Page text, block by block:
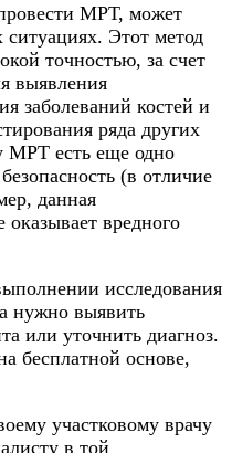
МРТ, может
Этот метод
точностью, за счет
выявления
заболеваний костей и
ряда других
МРТ есть еще одно
(в отличие
данная
вредного
исследования
нужно выявить
или уточнить диагноз.
бесплатной основе,
участковому врачу
в той